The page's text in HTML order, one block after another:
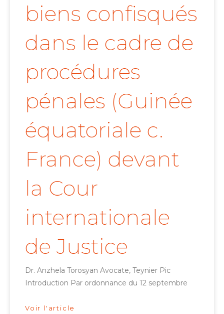
biens confisqués
dans le cadre de
procédures
pénales (Guinée
équatoriale c.
France) devant
la Cour
internationale
de Justice
Dr. Anzhela Torosyan Avocate, Teynier Pic
Introduction Par ordonnance du 12 septembre
Voir l'article